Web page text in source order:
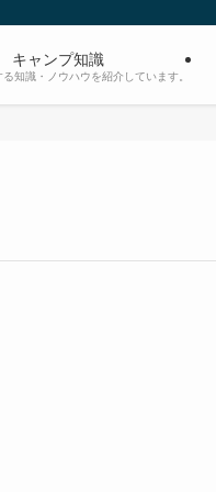
キャンプ知識
知識・ノウハウを紹介しています。